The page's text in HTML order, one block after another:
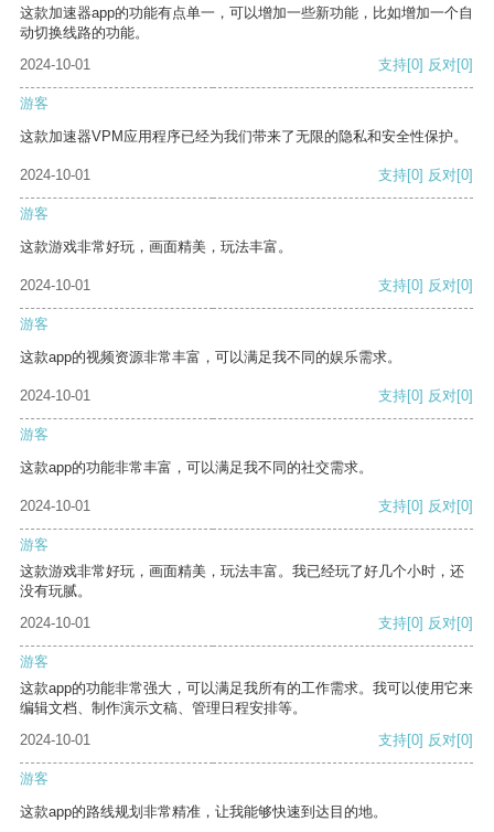
这款加速器app的功能有点单一，可以增加一些新功能，比如增加一个自
动切换线路的功能。
2024-10-01
支持[0] 反对[0]
游客
这款加速器VPM应用程序已经为我们带来了无限的隐私和安全性保护。
2024-10-01 支持[0] 反对[0]
游客
这款游戏非常好玩，画面精美，玩法丰富。
2024-10-01 支持[0] 反对[0]
游客
这款app的视频资源非常丰富，可以满足我不同的娱乐需求。
2024-10-01 支持[0] 反对[0]
游客
这款app的功能非常丰富，可以满足我不同的社交需求。
2024-10-01 支持[0] 反对[0]
游客
这款游戏非常好玩，画面精美，玩法丰富。我已经玩了好几个小时，还
没有玩腻。
2024-10-01
支持[0] 反对[0]
游客
这款app的功能非常强大，可以满足我所有的工作需求。我可以使用它来
编辑文档、制作演示文稿、管理日程安排等。
2024-10-01
支持[0] 反对[0]
游客
这款app的路线规划非常精准，让我能够快速到达目的地。